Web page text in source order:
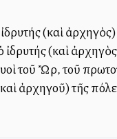
(καὶ
(καὶ
τοῦ Ὢρ, τοῦ
ἀρχηγοῦ) τῆς